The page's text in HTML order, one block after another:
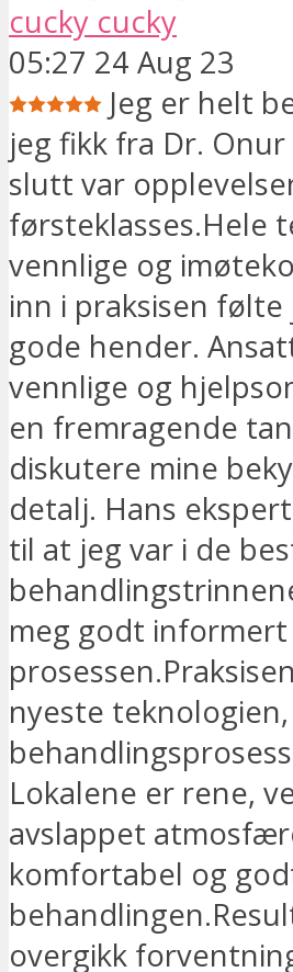
cucky cucky
05:27 24 Aug 23
Jeg er helt
jeg fikk fra Dr.
slutt var
førsteklasses.Hele
vennlige og
inn i praksisen
gode hender.
vennlige og
en fremragende
diskutere mine
detalj. Hans
til at jeg var i de
meg godt
nyeste
Lokalene er rene,
avslappet
komfortabel og
overgikk